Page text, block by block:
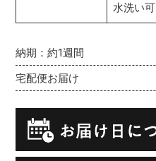
納期：約1週間
宅配便お届け
水洗い可